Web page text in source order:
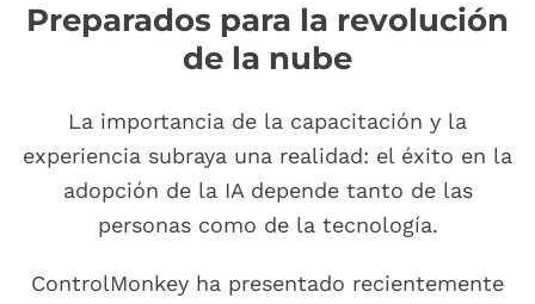
Preparados para la revolución
de la nube
La importancia de la capacitación y la
experiencia subraya una realidad: el éxito en la
adopción de la IA depende tanto de las
personas como de la tecnología.
ControlMonkey ha presentado recientemente